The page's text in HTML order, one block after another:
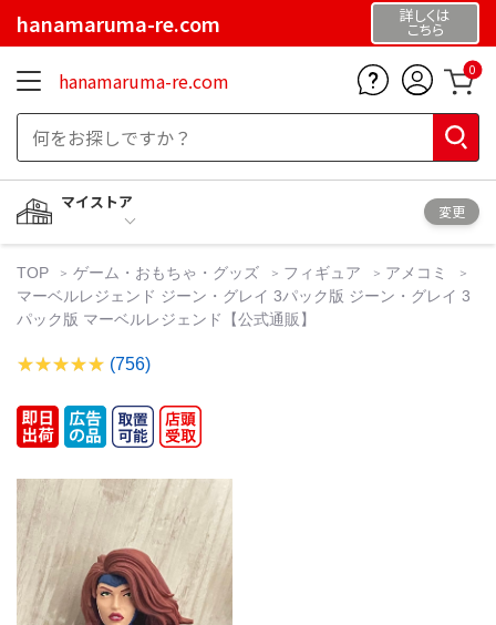
hanamaruma-re.com 詳しくは
こちら
hanamaruma-re.com 0
マイストア
変更
TOP ゲーム・おもちゃ・グッズ フィギュア
アメコミ
マーベルレジェンド ジーン・グレイ 3パック版 ジーン・グレイ 3
パック版 マーベルレジェンド【公式通販】
(756)